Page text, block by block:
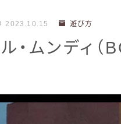
2023.10.15 遊び方
ル・ムンディ